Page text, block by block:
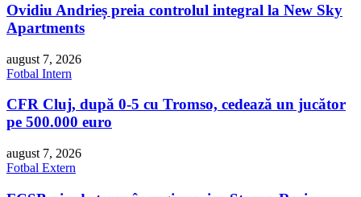
Ovidiu Andrieș preia controlul integral la New Sky
Apartments
august 7, 2026
Fotbal Intern
CFR Cluj, după 0-5 cu Tromso, cedează un jucător
pe 500.000 euro
august 7, 2026
Fotbal Extern